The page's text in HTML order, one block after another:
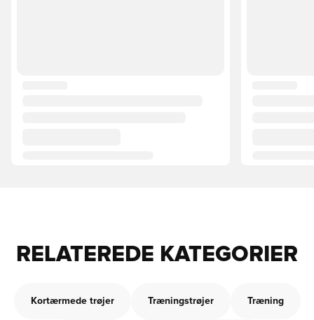
RELATEREDE KATEGORIER
Kortærmede trøjer Træningstrøjer Træning